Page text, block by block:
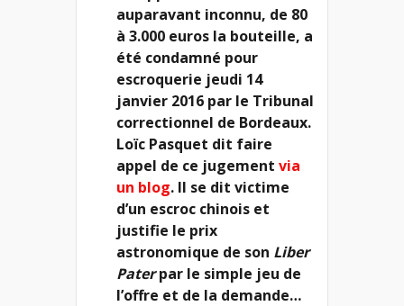
auparavant inconnu, de 80
à 3.000 euros la bouteille, a
été condamné pour
escroquerie jeudi 14
janvier 2016 par le Tribunal
correctionnel de Bordeaux.
Loïc Pasquet dit faire
appel de ce jugement via
un blog. Il se dit victime
d’un escroc chinois et
justifie le prix
astronomique de son Liber
Paterpar le simple jeu de
l’offre et de la demande…